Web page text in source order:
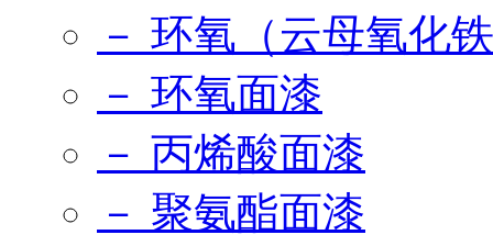
－ 环氧（云母氧化
－ 环氧面漆
－ 丙烯酸面漆
－ 聚氨酯面漆